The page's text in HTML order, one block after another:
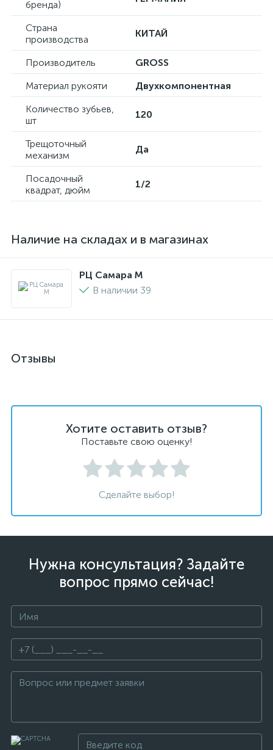
бренда)
Страна
производства
КИТАЙ
Производитель
GROSS
Материал рукояти
Двухкомпонентная
Количество зубьев,
шт
120
Трещоточный
механизм
Да
Посадочный
квадрат, дюйм
1/2
Наличие на складах и в магазинах
РЦ Самара M
В наличии 39
Отзывы
Хотите оставить отзыв?
Поставьте свою оценку!
Сделайте выбор!
Нужна консультация? Задайте
вопрос прямо сейчас!